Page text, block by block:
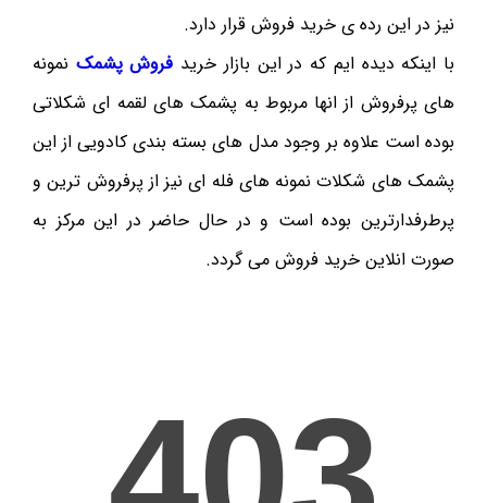
نیز در این رده ی خرید فروش قرار دارد.
با اینکه دیده ایم که در این بازار خرید فروش پشمک نمونه
های پرفروش از انها مربوط به پشمک های لقمه ای شکلاتی
بوده است علاوه بر وجود مدل های بسته بندی کادویی از این
پشمک های شکلات نمونه های فله ای نیز از پرفروش ترین و
پرطرفدارترین بوده است و در حال حاضر در این مرکز به
صورت انلاین خرید فروش می گردد.